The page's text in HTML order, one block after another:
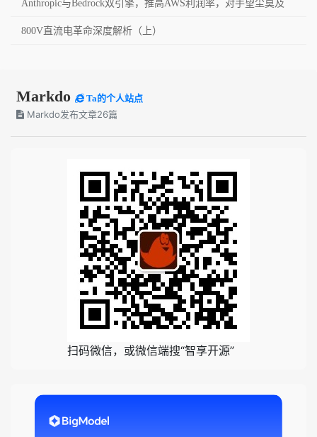
Anthropic与Bedrock双引擎，推高AWS利润率，对手望尘莫及
800V直流电革命深度解析（上）
Markdo Ta的个人站点
Markdo发布文章26篇
扫码微信，或微信端搜“智享开源”